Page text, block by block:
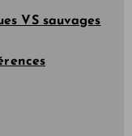
VS sauvages